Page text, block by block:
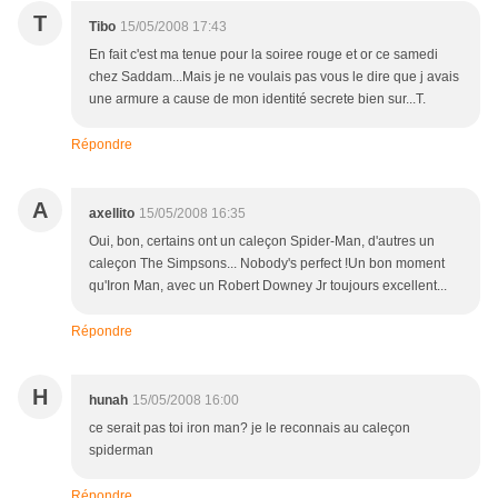
T Tibo 15/05/2008 17:43
En fait c'est ma tenue pour la soiree rouge et or ce samedi
chez Saddam...Mais je ne voulais pas vous le dire que j avais
une armure a cause de mon identité secrete bien sur...T.
Répondre
A axellito 15/05/2008 16:35
Oui, bon, certains ont un caleçon Spider-Man, d'autres un
caleçon The Simpsons... Nobody's perfect !Un bon moment
qu'Iron Man, avec un Robert Downey Jr toujours excellent...
Répondre
H hunah 15/05/2008 16:00
ce serait pas toi iron man? je le reconnais au caleçon
spiderman